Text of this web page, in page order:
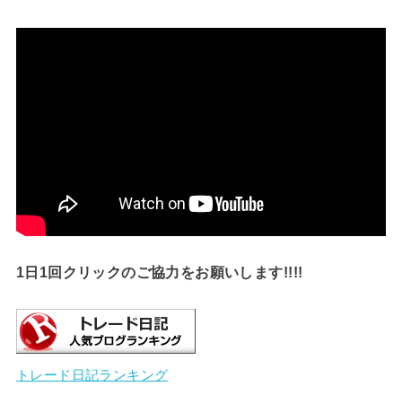
1日1回クリックのご協力をお願いします!!!!
トレード日記ランキング